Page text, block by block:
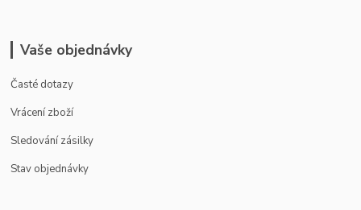
Vaše objednávky
Časté dotazy
Vrácení zboží
Sledování zásilky
Stav objednávky